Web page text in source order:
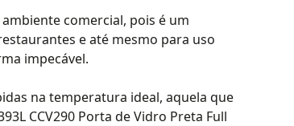
comercial, pois é um
e até mesmo para uso
impecável.
na temperatura ideal, aquela que
CCV290 Porta de Vidro Preta Full